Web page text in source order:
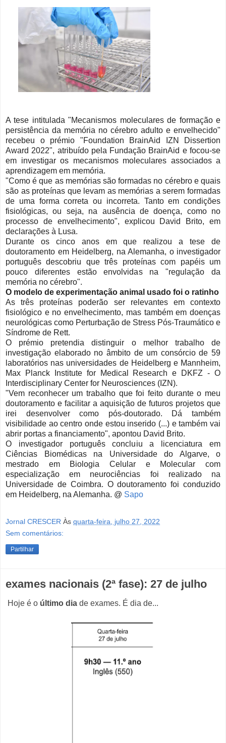
A tese intitulada "Mecanismos moleculares de formação e
persistência da memória no cérebro adulto e envelhecido"
recebeu o prémio "Foundation BrainAid IZN Dissertion
Award 2022", atribuído pela Fundação BrainAid e focou-se
em investigar os mecanismos moleculares associados a
aprendizagem em memória.
"Como é que as memórias são formadas no cérebro e quais
são as proteínas que levam as memórias a serem formadas
de uma forma correta ou incorreta. Tanto em condições
fisiológicas, ou seja, na ausência de doença, como no
processo de envelhecimento", explicou David Brito, em
declarações à Lusa.
Durante os cinco anos em que realizou a tese de
doutoramento em Heidelberg, na Alemanha, o investigador
português descobriu que três proteínas com papéis um
pouco diferentes estão envolvidas na "regulação da
memória no cérebro".
O modelo de experimentação animal usado foi o ratinho
As três proteínas poderão ser relevantes em contexto
fisiológico e no envelhecimento, mas também em doenças
neurológicas como Perturbação de Stress Pós-Traumático e
Síndrome de Rett.
O prémio pretendia distinguir o melhor trabalho de
investigação elaborado no âmbito de um consórcio de 59
laboratórios nas universidades de Heidelberg e Mannheim,
Max Planck Institute for Medical Research e DKFZ - O
Interdisciplinary Center for Neurosciences (IZN).
"Vem reconhecer um trabalho que foi feito durante o meu
doutoramento e facilitar a aquisição de futuros projetos que
irei desenvolver como pós-doutorado. Dá também
visibilidade ao centro onde estou inserido (...) e também vai
abrir portas a financiamento", apontou David Brito.
O investigador português concluiu a licenciatura em
Ciências Biomédicas na Universidade do Algarve, o
mestrado em Biologia Celular e Molecular com
especialização em neurociências foi realizado na
Universidade de Coimbra. O doutoramento foi conduzido
em Heidelberg, na Alemanha. @ Sapo
Jornal CRESCER Às quarta-feira, julho 27, 2022
Sem comentários:
Partilhar
exames nacionais (2ª fase): 27 de julho
Hoje é o último dia de exames. É dia de...